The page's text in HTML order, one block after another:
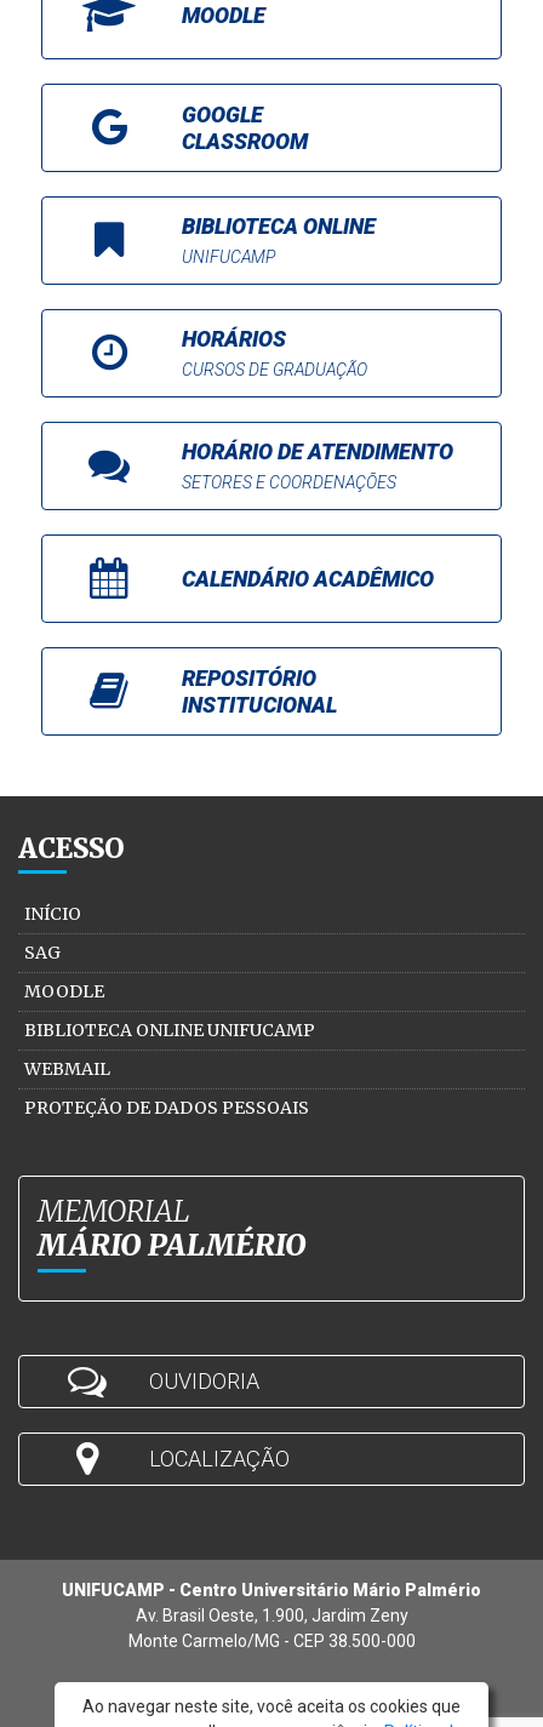
MOODLE
GOOGLE
CLASSROOM
BIBLIOTECA ONLINE
UNIFUCAMP
HORÁRIOS
CURSOS DE GRADUAÇÃO
HORÁRIO DE ATENDIMENTO
SETORES E COORDENAÇÕES
CALENDÁRIO ACADÊMICO
REPOSITÓRIO
INSTITUCIONAL
ACESSO
INÍCIO
SAG
MOODLE
BIBLIOTECA ONLINE UNIFUCAMP
WEBMAIL
PROTEÇÃO DE DADOS PESSOAIS
MEMORIAL
MÁRIO PALMÉRIO
OUVIDORIA
LOCALIZAÇÃO
UNIFUCAMP - Centro Universitário Mário Palmério
Av. Brasil Oeste, 1.900, Jardim Zeny
Monte Carmelo/MG - CEP 38.500-000
Ao navegar neste site, você aceita os cookies que